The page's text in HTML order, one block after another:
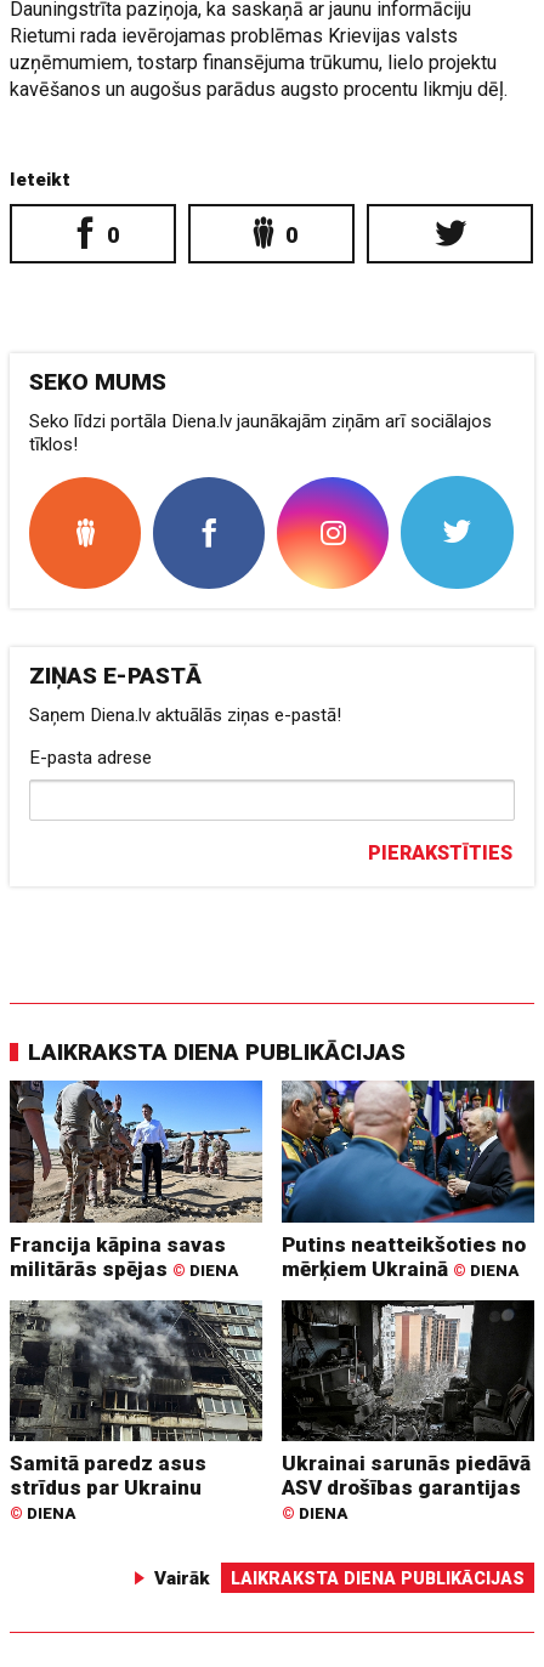
Dauningstrīta paziņoja, ka saskaņā ar jaunu informāciju
Rietumi rada ievērojamas problēmas Krievijas valsts
uzņēmumiem, tostarp finansējuma trūkumu, lielo projektu
kavēšanos un augošus parādus augsto procentu likmju dēļ.
Ieteikt
0 0
SEKO MUMS
Seko līdzi portāla Diena.lv jaunākajām ziņām arī sociālajos
tīklos!
ZIŅAS E-PASTĀ
Saņem Diena.lv aktuālās ziņas e-pastā!
E-pasta adrese
PIERAKSTĪTIES
LAIKRAKSTA DIENA PUBLIKĀCIJAS
Francija kāpina savas
militārās spējas © DIENA
Putins neatteikšoties no
mērķiem Ukrainā © DIENA
Samitā paredz asus
strīdus par Ukrainu
© DIENA
Ukrainai sarunās piedāvā
ASV drošības garantijas
© DIENA
Vairāk LAIKRAKSTA DIENA PUBLIKĀCIJAS